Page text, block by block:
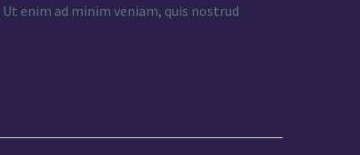
enim ad minim veniam, quis nostrud